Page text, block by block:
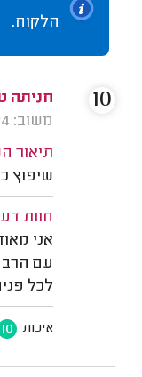
הלקוח.
חניתה
משוב: 17/02/2024
תיאור
שיפוץ
חוות
אני
עם
לכל
איכות 10
10